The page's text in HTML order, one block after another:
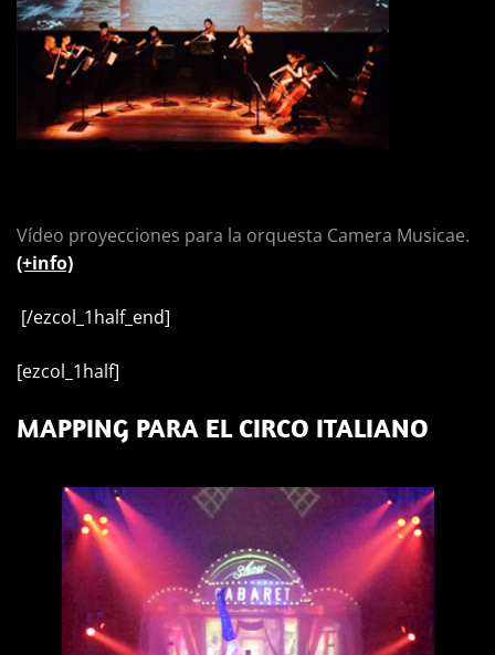
Vídeo proyecciones para la orquesta Camera Musicae.
(+info)
[/ezcol_1half_end]
[ezcol_1half]
MAPPING PARA EL CIRCO ITALIANO